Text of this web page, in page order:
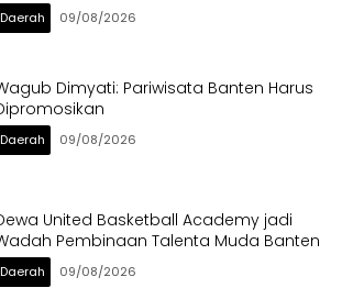
Daerah 09/08/2026
Dimyati: Pariwisata Banten Harus
Daerah 09/08/2026
United Basketball Academy jadi
Pembinaan Talenta Muda Banten
Daerah 09/08/2026